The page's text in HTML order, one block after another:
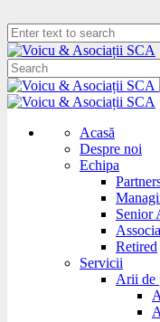
Acasă
Despre noi
Echipa
Senior
Retired
Servicii
Arii de